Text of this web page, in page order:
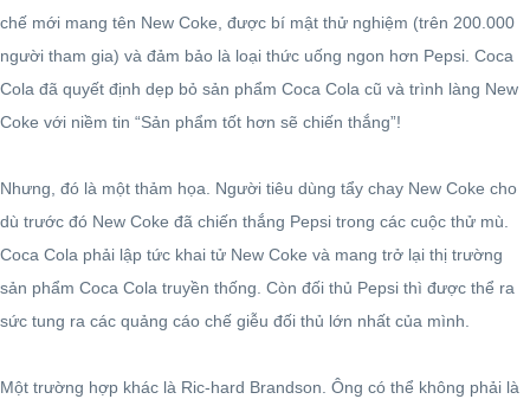
chế mới mang tên New Coke, được bí mật thử nghiệm (trên 200.000
người tham gia) và đảm bảo là loại thức uống ngon hơn Pepsi. Coca
Cola đã quyết định dẹp bỏ sản phẩm Coca Cola cũ và trình làng New
Coke với niềm tin “Sản phẩm tốt hơn sẽ chiến thắng”!
Nhưng, đó là một thảm họa. Người tiêu dùng tẩy chay New Coke cho
dù trước đó New Coke đã chiến thắng Pepsi trong các cuộc thử mù.
Coca Cola phải lập tức khai tử New Coke và mang trở lại thị trường
sản phẩm Coca Cola truyền thống. Còn đối thủ Pepsi thì được thể ra
sức tung ra các quảng cáo chế giễu đối thủ lớn nhất của mình.
Một trường hợp khác là Ric-hard Brandson. Ông có thể không phải là